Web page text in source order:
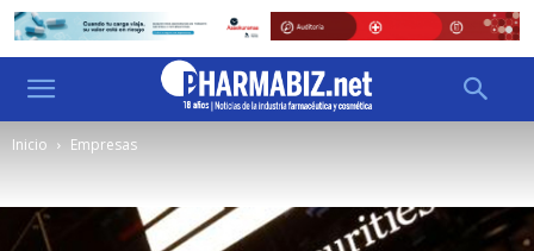
Inicio Empresas